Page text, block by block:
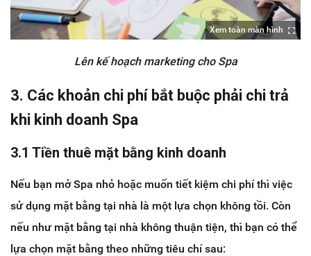
Xem toàn màn hình
Lên kế hoạch marketing cho Spa
3. Các khoản chi phí bắt buộc phải chi trả
khi kinh doanh Spa
3.1 Tiền thuê mặt bằng kinh doanh
Nếu bạn mở Spa nhỏ hoặc muốn tiết kiệm chi phí thì việc
sử dụng mặt bằng tại nhà là một lựa chọn không tồi. Còn
nếu như mặt bằng tại nhà không thuận tiện, thì bạn có thể
lựa chọn mặt bằng theo những tiêu chí sau: